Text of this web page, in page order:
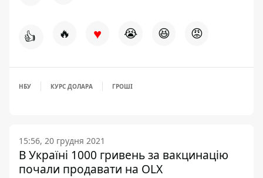
👍 🔥 ♥ 😭 😆 😡
НБУ КУРС ДОЛАРА ГРОШІ
15:56, 20 грудня 2021
В Україні 1000 гривень за вакцинацію
почали продавати на OLX